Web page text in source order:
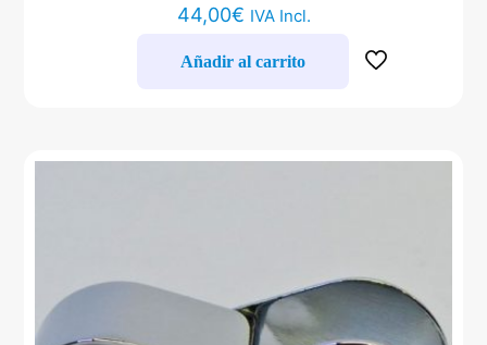
44,00€ IVA Incl.
Añadir al carrito